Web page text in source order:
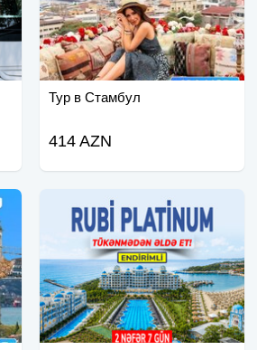
Тур в Стамбул
414 AZN